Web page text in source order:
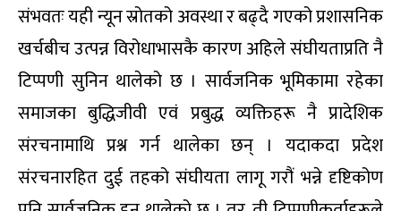
संभवतः यही न्यून स्रोतको अवस्था र बढ्दै गएको प्रशासनिक
खर्चबीच उत्पन्न विरोधाभासकै कारण अहिले संघीयताप्रति नै
टिप्पणी सुनिन थालेको छ । सार्वजनिक भूमिकामा रहेका
समाजका बुद्धिजीवी एवं प्रबुद्ध व्यक्तिहरू नै प्रादेशिक
संरचनामाथि प्रश्न गर्न थालेका छन् । यदाकदा प्रदेश
संरचनारहित दुई तहको संघीयता लागू गरौं भन्ने दृष्टिकोण